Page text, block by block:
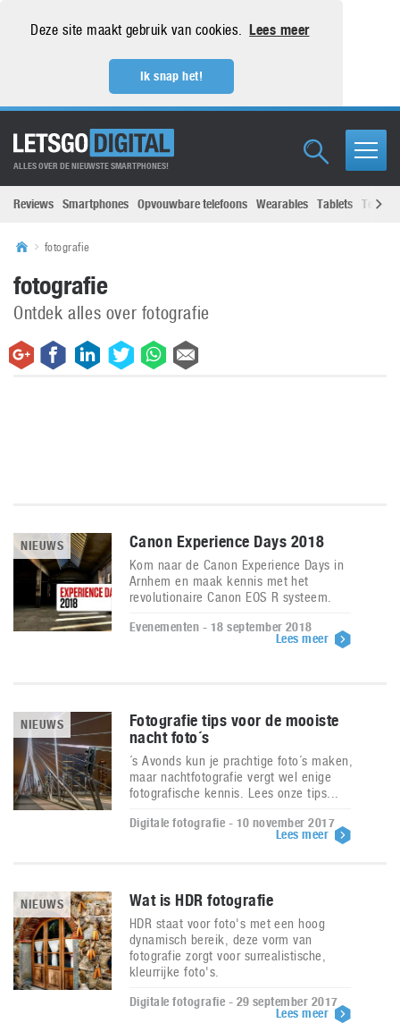
Deze site maakt gebruik van cookies. Lees meer
Ik snap het!
ALLES OVER DE NIEUWSTE SMARTPHONES!
Reviews Smartphones Opvouwbare telefoons Wearables Tablets
fotografie
fotografie
Ontdek alles over fotografie
NIEUWS Canon Experience Days 2018
Kom naar de Canon Experience Days in
Arnhem en maak kennis met het
revolutionaire Canon EOS R systeem.
Evenementen - 18 september 2018
Lees meer
NIEUWS
Fotografie tips voor de mooiste
nacht foto´s
´s Avonds kun je prachtige foto´s maken,
maar nachtfotografie vergt wel enige
fotografische kennis. Lees onze tips...
Digitale fotografie - 10 november 2017
Lees meer
NIEUWS Wat is HDR fotografie
HDR staat voor foto's met een hoog
dynamisch bereik, deze vorm van
fotografie zorgt voor surrealistische,
kleurrijke foto's.
Digitale fotografie - 29 september 2017
Lees meer